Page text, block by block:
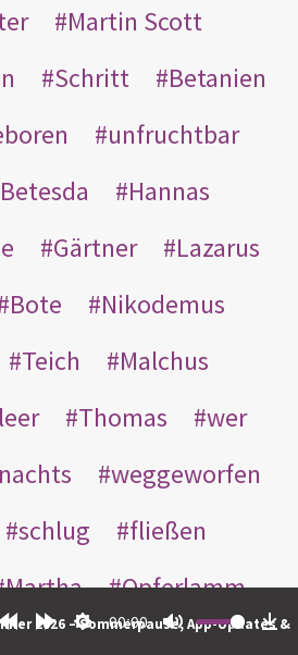
00:00
2026 – Sommerpause, App-Updates &
Martin Scott
Schritt
Betanien
unfruchtbar
Betesda
Hannas
Gärtner
Lazarus
Bote
Nikodemus
Teich
Malchus
leer Thomas
wer
nachts
weggeworfen
schlug
fließen
Martha
Opferlamm
jüdischen